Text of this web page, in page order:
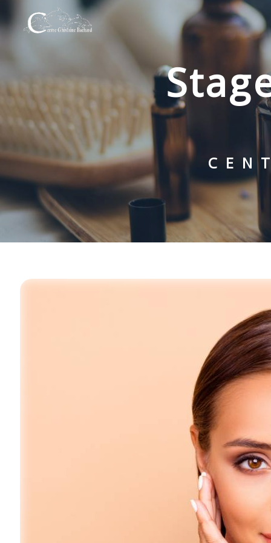
stage avec des dauphins
Panneau de gestion des cookies